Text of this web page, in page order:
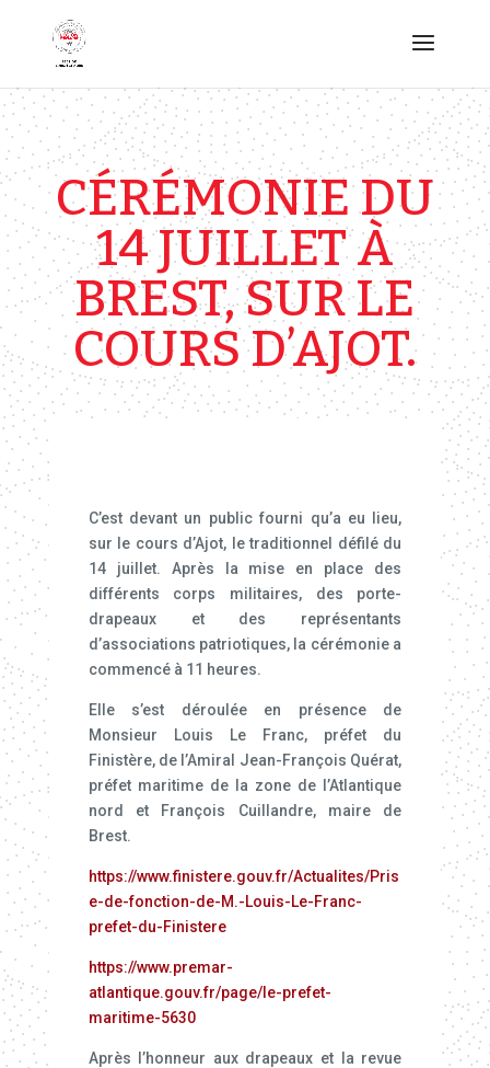
CÉRÉMONIE DU
14 JUILLET À
BREST, SUR LE
COURS D’AJOT.
C’est devant un public fourni qu’a eu lieu,
sur le cours d’Ajot, le traditionnel défilé du
14 juillet. Après la mise en place des
différents corps militaires, des porte-
drapeaux et des représentants
d’associations patriotiques, la cérémonie a
commencé à 11 heures.
Elle s’est déroulée en présence de
Monsieur Louis Le Franc, préfet du
Finistère, de l’Amiral Jean-François Quérat,
préfet maritime de la zone de l’Atlantique
nord et François Cuillandre, maire de
Brest.
https://www.finistere.gouv.fr/Actualites/Pris
e-de-fonction-de-M.-Louis-Le-Franc-
prefet-du-Finistere
https://www.premar-
atlantique.gouv.fr/page/le-prefet-
maritime-5630
Après l’honneur aux drapeaux et la revue